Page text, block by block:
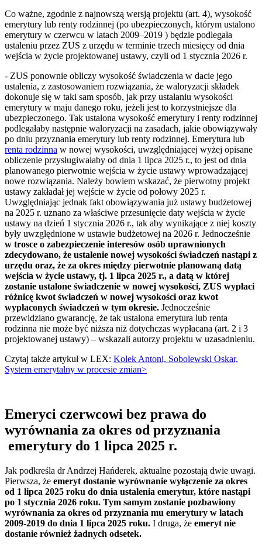
Co ważne, zgodnie z najnowszą wersją projektu (art. 4), wysokość
emerytury lub renty rodzinnej (po ubezpieczonych, którym ustalono
emerytury w czerwcu w latach 2009–2019 ) będzie podlegała
ustaleniu przez ZUS z urzędu w terminie trzech miesięcy od dnia
wejścia w życie projektowanej ustawy, czyli od 1 stycznia 2026 r.
- ZUS ponownie obliczy wysokość świadczenia w dacie jego
ustalenia, z zastosowaniem rozwiązania, że waloryzacji składek
dokonuje się w taki sam sposób, jak przy ustalaniu wysokości
emerytury w maju danego roku, jeżeli jest to korzystniejsze dla
ubezpieczonego. Tak ustalona wysokość emerytury i renty rodzinnej
podlegałaby następnie waloryzacji na zasadach, jakie obowiązywały
po dniu przyznania emerytury lub renty rodzinnej. Emerytura lub
renta rodzinna w nowej wysokości, uwzględniającej wyżej opisane
obliczenie przysługiwałaby od dnia 1 lipca 2025 r., to jest od dnia
planowanego pierwotnie wejścia w życie ustawy wprowadzającej
nowe rozwiązania. Należy bowiem wskazać, że pierwotny projekt
ustawy zakładał jej wejście w życie od połowy 2025 r.
Uwzględniając jednak fakt obowiązywania już ustawy budżetowej
na 2025 r. uznano za właściwe przesunięcie daty wejścia w życie
ustawy na dzień 1 stycznia 2026 r., tak aby wynikające z niej koszty
były uwzględnione w ustawie budżetowej na 2026 r. Jednocześnie
w trosce o zabezpieczenie interesów osób uprawnionych
zdecydowano, że ustalenie nowej wysokości świadczeń nastąpi z
urzędu oraz, że za okres między pierwotnie planowaną datą
wejścia w życie ustawy, tj. 1 lipca 2025 r., a datą w której
zostanie ustalone świadczenie w nowej wysokości, ZUS wypłaci
różnicę kwot świadczeń w nowej wysokości oraz kwot
wypłaconych świadczeń w tym okresie. Jednocześnie
przewidziano gwarancję, że tak ustalona emerytura lub renta
rodzinna nie może być niższa niż dotychczas wypłacana (art. 2 i 3
projektowanej ustawy) – wskazali autorzy projektu w uzasadnieniu.
Czytaj także artykuł w LEX: Kolek Antoni, Sobolewski Oskar,
System emerytalny w procesie zmian>
Emeryci czerwcowi bez prawa do
wyrównania za okres od przyznania
emerytury do 1 lipca 2025 r.
Jak podkreśla dr Andrzej Hańderek, aktualne pozostają dwie uwagi.
Pierwsza, że emeryt dostanie wyrównanie wyłączenie za okres
od 1 lipca 2025 roku do dnia ustalenia emerytur, które nastąpi
po 1 stycznia 2026 roku. Tym samym zostanie pozbawiony
wyrównania za okres od przyznania mu emerytury w latach
2009-2019 do dnia 1 lipca 2025 roku. I druga, że emeryt nie
dostanie również żadnych odsetek.